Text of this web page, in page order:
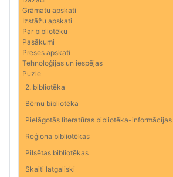
Grāmatu apskati
Izstāžu apskati
Par bibliotēku
Pasākumi
Preses apskati
Tehnoloģijas un iespējas
Puzle
2. bibliotēka
Bērnu bibliotēka
Pielāgotās literatūras bibliotēka-
Reģiona bibliotēkas
Pilsētas bibliotēkas
Skaiti latgaliski